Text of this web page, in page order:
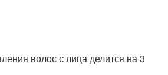
волос с лица делится на 3